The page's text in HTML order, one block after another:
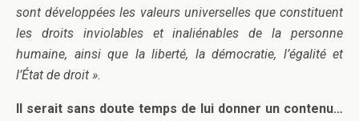
sont développées les valeurs universelles que constituent
les droits inviolables et inaliénables de la personne
humaine, ainsi que la liberté, la démocratie, l’égalité et
l’État de droit ».
Il serait sans doute temps de lui donner un contenu…